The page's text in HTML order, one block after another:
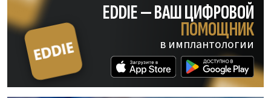
EDDIE — ВАШ ЦИФРОВОЙ
ПОМОЩНИК
в имплантологии